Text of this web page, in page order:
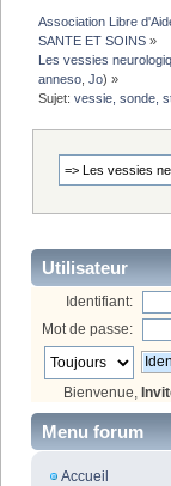
Association Libre
SANTE ET SOINS »
Les vessies
anneso ,Jo) »
Sujet:vessie, sonde,
Utilisateur
Identifiant:
Mot de passe:
Bienvenue,
Menu forum
Accueil